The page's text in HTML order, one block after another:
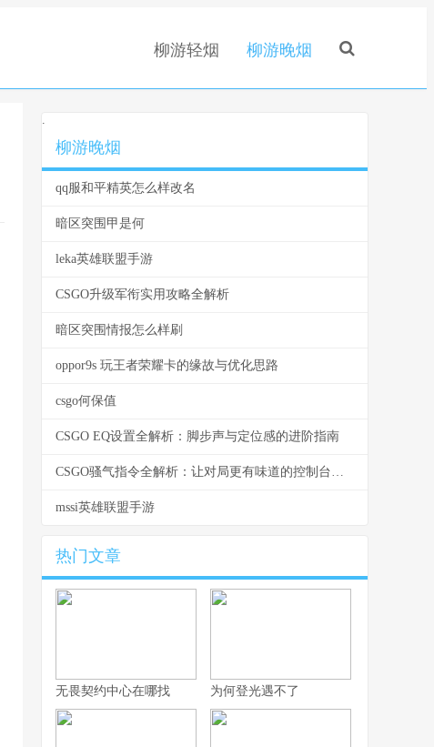
柳游轻烟 柳游晚烟
.
柳游晚烟
qq服和平精英怎么样改名
暗区突围甲是何
leka英雄联盟手游
CSGO升级军衔实用攻略全解析
暗区突围情报怎么样刷
oppor9s 玩王者荣耀卡的缘故与优化思路
csgo何保值
CSGO EQ设置全解析：脚步声与定位感的进阶指南
CSGO骚气指令全解析：让对局更有味道的控制台玩法
mssi英雄联盟手游
热门文章
无畏契约中心在哪找 为何登光遇不了